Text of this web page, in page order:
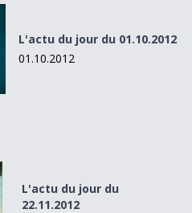
L'actu du jour du 01.10.2012
01.10.2012
L'actu du jour du
22.11.2012